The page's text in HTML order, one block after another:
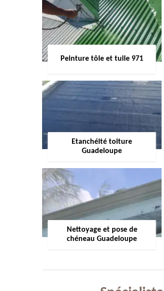
Peinture tôle et tuile 971
Etanchéité toiture
Guadeloupe
Nettoyage et pose de
chéneau Guadeloupe